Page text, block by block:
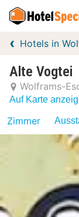
Hotels in
Alte Vogtei
Wolframs-
Auf Karte
Zimmer